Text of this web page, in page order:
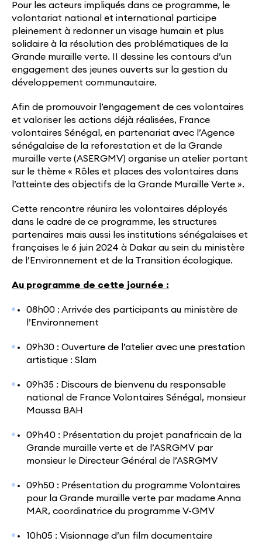
Pour les acteurs impliqués dans ce programme, le
volontariat national et international participe
pleinement à redonner un visage humain et plus
solidaire à la résolution des problématiques de la
Grande muraille verte. II dessine les contours d’un
engagement des jeunes ouverts sur la gestion du
développement communautaire.
Afin de promouvoir l’engagement de ces volontaires
et valoriser les actions déjà réalisées, France
volontaires Sénégal, en partenariat avec l’Agence
sénégalaise de la reforestation et de la Grande
muraille verte (ASERGMV) organise un atelier portant
sur le thème « Rôles et places des volontaires dans
l’atteinte des objectifs de la Grande Muraille Verte ».
Cette rencontre réunira les volontaires déployés
dans le cadre de ce programme, les structures
partenaires mais aussi les institutions sénégalaises et
françaises le 6 juin 2024 à Dakar au sein du ministère
de l’Environnement et de la Transition écologique.
Au programme de cette journée :
08h00 : Arrivée des participants au ministère de
l’Environnement
09h30 : Ouverture de l’atelier avec une prestation
artistique : Slam
09h35 : Discours de bienvenu du responsable
national de France Volontaires Sénégal, monsieur
Moussa BAH
09h40 : Présentation du projet panafricain de la
Grande muraille verte et de l’ASRGMV par
monsieur le Directeur Général de l’ASRGMV
09h50 : Présentation du programme Volontaires
pour la Grande muraille verte par madame Anna
MAR, coordinatrice du programme V-GMV
10h05 : Visionnage d’un film documentaire